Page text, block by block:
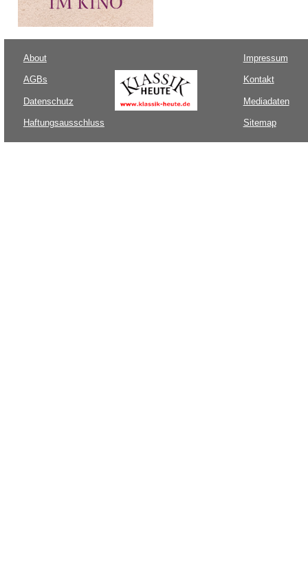
About
AGBs
Datenschutz
Haftungsausschluss
Impressum
Kontakt
Mediadaten
Sitemap